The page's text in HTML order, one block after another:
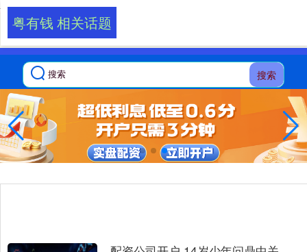
-->
搜索
粤有钱 相关话题